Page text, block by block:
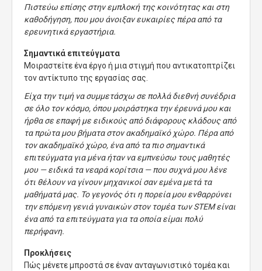
Πιστεύω επίσης στην εμπλοκή της κοινότητας και στη
καθοδήγηση, που μου άνοιξαν ευκαιρίες πέρα από τα
ερευνητικά εργαστήρια.
Σημαντικά επιτεύγματα
Μοιραστείτε ένα έργο ή μια στιγμή που αντικατοπτρίζει
τον αντίκτυπο της εργασίας σας.
Είχα την τιμή να συμμετάσχω σε πολλά διεθνή συνέδρια
σε όλο τον κόσμο, όπου μοιράστηκα την έρευνά μου και
ήρθα σε επαφή με ειδικούς από διάφορους κλάδους από
τα πρώτα μου βήματα στον ακαδημαϊκό χώρο. Πέρα από
τον ακαδημαϊκό χώρο, ένα από τα πιο σημαντικά
επιτεύγματα για μένα ήταν να εμπνεύσω τους μαθητές
μου — ειδικά τα νεαρά κορίτσια — που συχνά μου λένε
ότι θέλουν να γίνουν μηχανικοί σαν εμένα μετά τα
μαθήματά μας. Το γεγονός ότι η πορεία μου ενθαρρύνει
την επόμενη γενιά γυναικών στον τομέα των STEM είναι
ένα από τα επιτεύγματα για τα οποία είμαι πολύ
περήφανη.
Προκλήσεις
Πώς μένετε μπροστά σε έναν ανταγωνιστικό τομέα και